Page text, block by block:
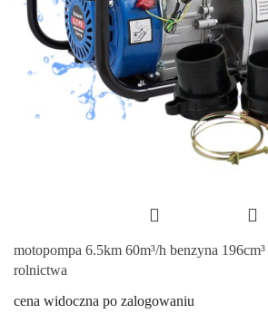
motopompa 6.5km 60m³/h benzyna
rolnictwa
cena widoczna po zalogowaniu